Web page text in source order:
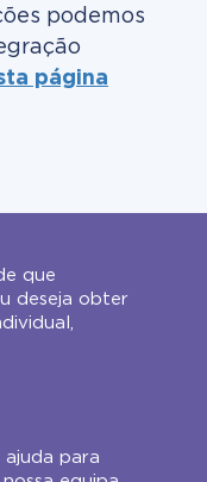
podemos
página
que
deseja obter
para